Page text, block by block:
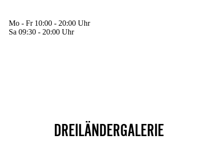
Mo - Fr 10:00 - 20:00 Uhr
Sa 09:30 - 20:00 Uhr
DREILÄNDERGALERIE